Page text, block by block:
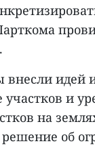
внесли
и
на
об